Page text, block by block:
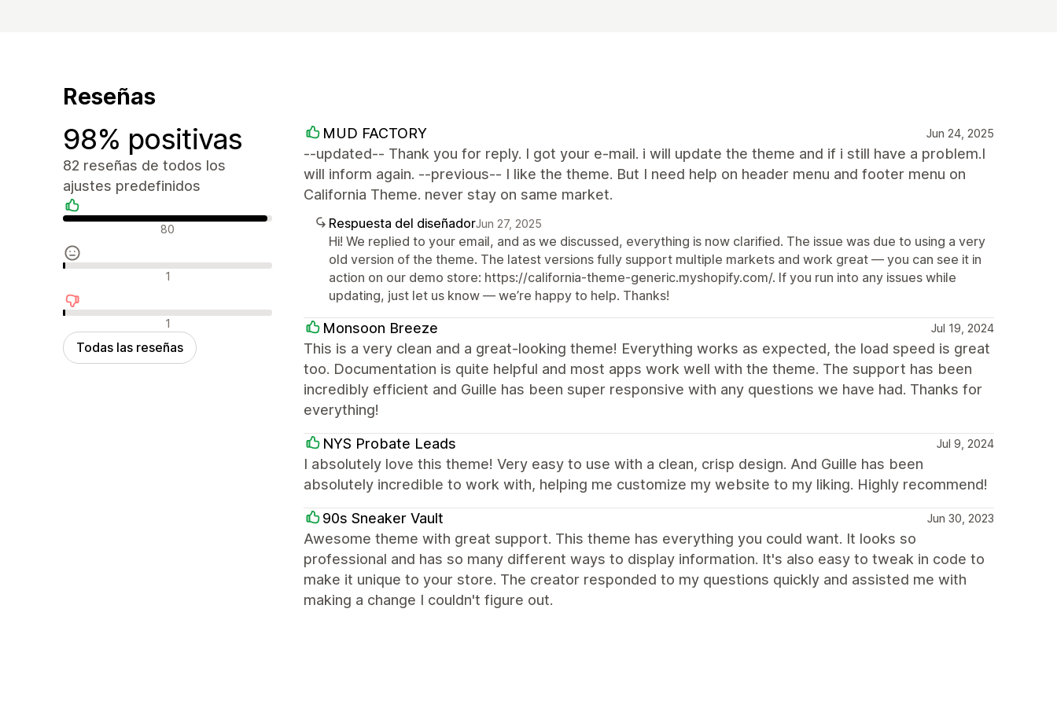
Reseñas
98% positivas
82 reseñas de todos los
ajustes predefinidos
Reseñas positivas80
Reseñas neutras 1
Reseñas negativas
1
Todas las reseñas
MUD FACTORY Jun 24, 2025
--updated-- Thank you for reply. I got your e-mail. i will update the theme and if i still have a problem.I
will inform again. --previous-- I like the theme. But I need help on header menu and footer menu on
California Theme. never stay on same market.
Respuesta del diseñadorJun 27, 2025
Hi! We replied to your email, and as we discussed, everything is now clarified. The issue was due to using a very
old version of the theme. The latest versions fully support multiple markets and work great — you can see it in
action on our demo store: https://california-theme-generic.myshopify.com/. If you run into any issues while
updating, just let us know — we’re happy to help. Thanks!
Monsoon Breeze Jul 19, 2024
This is a very clean and a great-looking theme! Everything works as expected, the load speed is great
too. Documentation is quite helpful and most apps work well with the theme. The support has been
incredibly efficient and Guille has been super responsive with any questions we have had. Thanks for
everything!
NYS Probate Leads Jul 9, 2024
I absolutely love this theme! Very easy to use with a clean, crisp design. And Guille has been
absolutely incredible to work with, helping me customize my website to my liking. Highly recommend!
90s Sneaker Vault Jun 30, 2023
Awesome theme with great support. This theme has everything you could want. It looks so
professional and has so many different ways to display information. It's also easy to tweak in code to
make it unique to your store. The creator responded to my questions quickly and assisted me with
making a change I couldn't figure out.